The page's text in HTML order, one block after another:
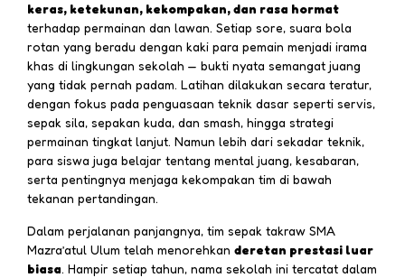
keras, ketekunan, kekompakan, dan rasa hormat
terhadap permainan dan lawan. Setiap sore, suara bola
rotan yang beradu dengan kaki para pemain menjadi irama
khas di lingkungan sekolah — bukti nyata semangat juang
yang tidak pernah padam. Latihan dilakukan secara teratur,
dengan fokus pada penguasaan teknik dasar seperti servis,
sepak sila, sepakan kuda, dan smash, hingga strategi
permainan tingkat lanjut. Namun lebih dari sekadar teknik,
para siswa juga belajar tentang mental juang, kesabaran,
serta pentingnya menjaga kekompakan tim di bawah
tekanan pertandingan.
Dalam perjalanan panjangnya, tim sepak takraw SMA
Mazra’atul Ulum telah menorehkan deretan prestasi luar
biasa. Hampir setiap tahun, nama sekolah ini tercatat dalam